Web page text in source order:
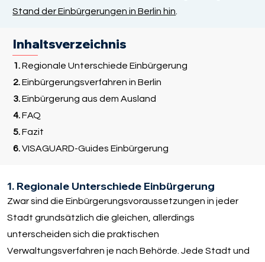
Stand der Einbürgerungen in Berlin hin
Inhaltsverzeichnis
1.Regionale Unterschiede Einbürgerung
2.Einbürgerungsverfahren in Berlin
3.Einbürgerung aus dem Ausland
4.FAQ
5.Fazit
6.VISAGUARD-Guides Einbürgerung
1. Regionale Unterschiede Einbürgerung
Zwar sind die Einbürgerungsvoraussetzungen in jeder
Stadt grundsätzlich die gleichen, allerdings
unterscheiden sich die praktischen
Verwaltungsverfahren je nach Behörde. Jede Stadt und